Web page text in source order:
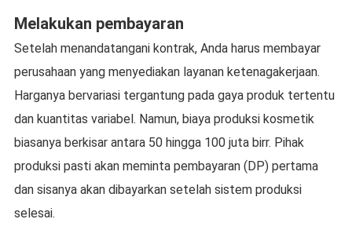
Melakukan pembayaran
Setelah menandatangani kontrak, Anda harus membayar
perusahaan yang menyediakan layanan ketenagakerjaan.
Harganya bervariasi tergantung pada gaya produk tertentu
dan kuantitas variabel. Namun, biaya produksi kosmetik
biasanya berkisar antara 50 hingga 100 juta birr. Pihak
produksi pasti akan meminta pembayaran (DP) pertama
dan sisanya akan dibayarkan setelah sistem produksi
selesai.